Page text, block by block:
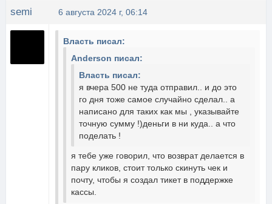
semi 6 августа 2024 г, 06:14
Власть писал:
Anderson писал:
Власть писал:
я вчера 500 не туда отправил.. и до это
го дня тоже самое случайно сделал.. а
написано для таких как мы , указывайте
точную сумму !)деньги в ни куда.. а что
поделать !
я тебе уже говорил, что возврат делается в
пару кликов, стоит только скинуть чек и
почту, чтобы я создал тикет в поддержке
кассы.